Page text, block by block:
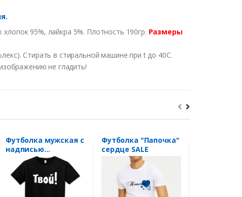
хлопок 95%, лайкра 5%. Плотность 190гр. Размеры
Стирать в стиральной машине при t до 40С.
не гладить!
Футболка мужская с
надписью
"Твой!"SALE
Футболка "Папочка"
сердце SALE